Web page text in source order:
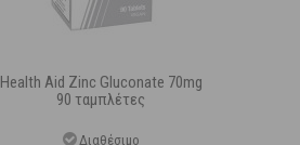
Health Aid Zinc Gluconate 70mg
90 ταμπλέτες
Διαθέσιμο